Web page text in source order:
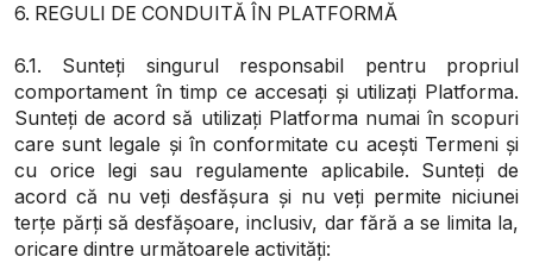
6. REGULI DE CONDUITĂ ÎN PLATFORMĂ
6.1. Sunteți singurul responsabil pentru propriul
comportament în timp ce accesați și utilizați Platforma.
Sunteți de acord să utilizați Platforma numai în scopuri
care sunt legale și în conformitate cu acești Termeni și
cu orice legi sau regulamente aplicabile. Sunteți de
acord că nu veți desfășura și nu veți permite niciunei
terțe părți să desfășoare, inclusiv, dar fără a se limita la,
oricare dintre următoarele activități: